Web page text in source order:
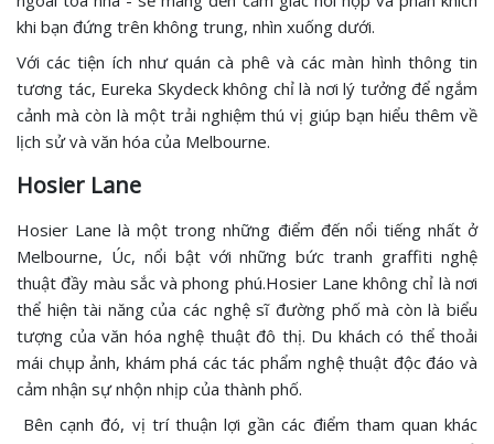
khi bạn đứng trên không trung, nhìn xuống dưới.
Với các tiện ích như quán cà phê và các màn hình thông tin
tương tác, Eureka Skydeck không chỉ là nơi lý tưởng để ngắm
cảnh mà còn là một trải nghiệm thú vị giúp bạn hiểu thêm về
lịch sử và văn hóa của Melbourne.
Hosier Lane
Hosier Lane là một trong những điểm đến nổi tiếng nhất ở
Melbourne, Úc, nổi bật với những bức tranh graffiti nghệ
thuật đầy màu sắc và phong phú.Hosier Lane không chỉ là nơi
thể hiện tài năng của các nghệ sĩ đường phố mà còn là biểu
tượng của văn hóa nghệ thuật đô thị. Du khách có thể thoải
mái chụp ảnh, khám phá các tác phẩm nghệ thuật độc đáo và
cảm nhận sự nhộn nhịp của thành phố.
Bên cạnh đó, vị trí thuận lợi gần các điểm tham quan khác